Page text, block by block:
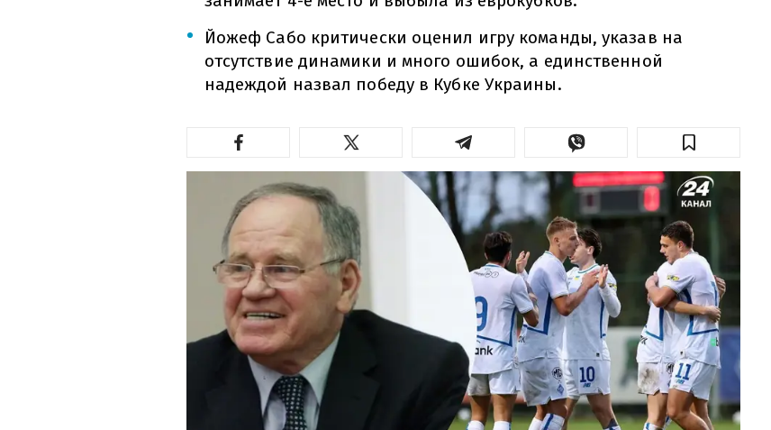
Йожеф Сабо критически оценил игру команды, указав на
отсутствие динамики и много ошибок, а единственной
надеждой назвал победу в Кубке Украины.